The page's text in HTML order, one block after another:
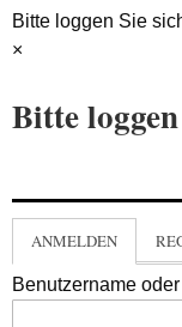
Bitte loggen Sie
×
Bitte
ANMELDEN
Benutzername